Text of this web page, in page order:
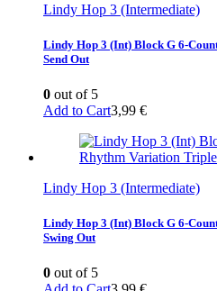
Lindy Hop 3 (Intermediate)
Lindy Hop 3 (Int) Block G 6-
Send Out
0 out of 5
Add to Cart3,99 €
Lindy Hop 3 (Intermediate)
Lindy Hop 3 (Int) Block G 6-
Swing Out
0 out of 5